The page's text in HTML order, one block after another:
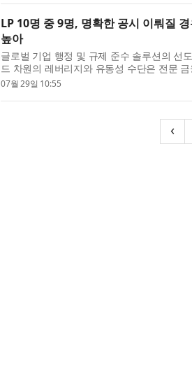
LP 10명 중 9명, 명확한 공시 이뤄질
높아
글로벌 기업 행정 및 규제 준수 솔루션의 선
드 차원의 레버리지와 유동성 수단은 전문
리 잡았다. 조사 결과, 유한책임투자자(LP)
07월 29일 10:55
‹